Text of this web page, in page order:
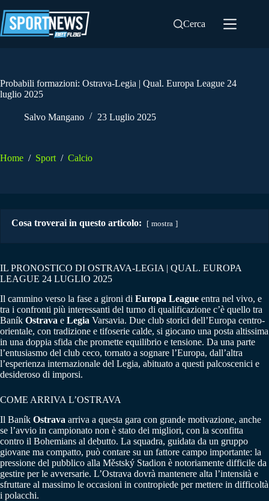
al
contenuto
Cerca
Probabili formazioni: Ostrava-Legia | Qual. Europa League 24
luglio 2025
Salvo Mangano 23 Luglio 2025
Home / Sport / Calcio
Cosa troverai in questo articolo: mostra
IL PRONOSTICO DI OSTRAVA-LEGIA | QUAL. EUROPA
LEAGUE 24 LUGLIO 2025
Il cammino verso la fase a gironi di Europa League entra nel vivo, e
tra i confronti più interessanti del turno di qualificazione c’è quello tra
Baník Ostrava e Legia Varsavia. Due club storici dell’Europa centro-
orientale, con tradizione e tifoserie calde, si giocano una posta altissima
in una doppia sfida che promette equilibrio e tensione. Da una parte
l’entusiasmo del club ceco, tornato a sognare l’Europa, dall’altra
l’esperienza internazionale del Legia, abituato a questi palcoscenici e
desideroso di imporsi.
COME ARRIVA L’OSTRAVA
Il Baník Ostrava arriva a questa gara con grande motivazione, anche
se l’avvio in campionato non è stato dei migliori, con la sconfitta
contro il Bohemians al debutto. La squadra, guidata da un gruppo
giovane ma compatto, può contare su un fattore campo importante: la
pressione del pubblico alla Městský Stadion è notoriamente difficile da
gestire per le avversarie. L’Ostrava dovrà mantenere alta l’intensità e
sfruttare al massimo le occasioni in contropiede per mettere in difficoltà
i polacchi.